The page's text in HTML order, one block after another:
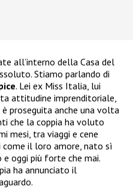
all’interno della Casa del
Stiamo parlando di
. Lei ex Miss Italia, lui
attitudine imprenditoriale,
proseguita anche una volta
che la coppia ha voluto
mesi, tra viaggi e cene
il loro amore, nato sì
e oggi più forte che mai.
ha annunciato il